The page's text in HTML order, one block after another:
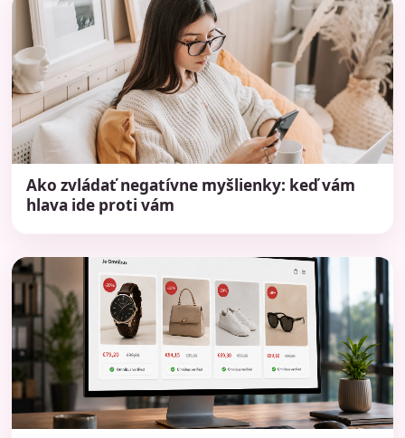
Ako zvládať negatívne myšlienky: keď vám
hlava ide proti vám